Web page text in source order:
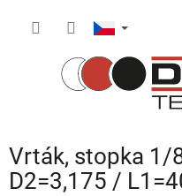
Vrták, stopka 1/
D2=3,175 /